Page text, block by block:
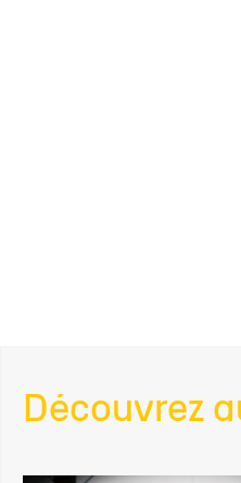
Découvrez